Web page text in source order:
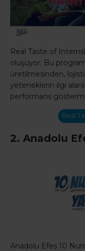
Real Taste of
oluşuyor. Bu
üretilmesinden,
yeteneklerin ilgi
performans
Real
2. Anadolu
Anadolu Efes 10